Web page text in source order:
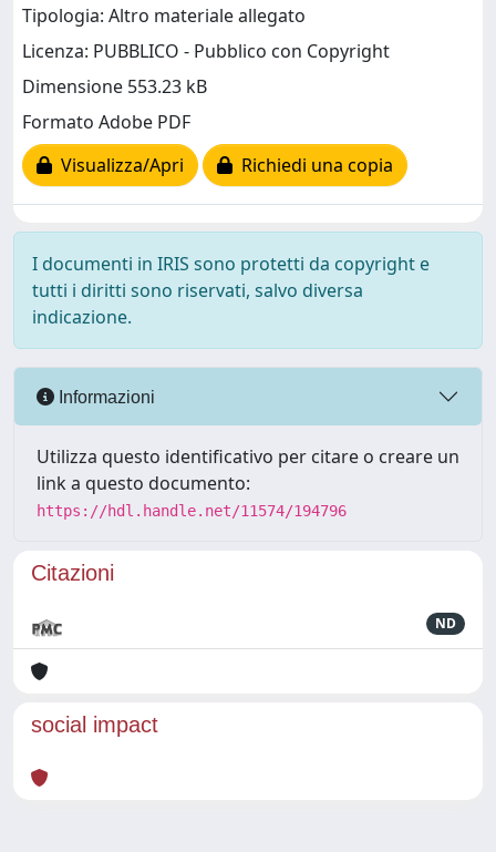
Tipologia: Altro materiale allegato
Licenza: PUBBLICO - Pubblico con Copyright
Dimensione 553.23 kB
Formato Adobe PDF
Visualizza/Apri
Richiedi una copia
I documenti in IRIS sono protetti da copyright e
tutti i diritti sono riservati, salvo diversa
indicazione.
Informazioni
Utilizza questo identificativo per citare o creare un
link a questo documento:
https://hdl.handle.net/11574/194796
Citazioni
ND
social impact